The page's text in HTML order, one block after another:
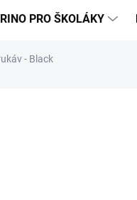
PRO ŠKOLÁKY
- Black